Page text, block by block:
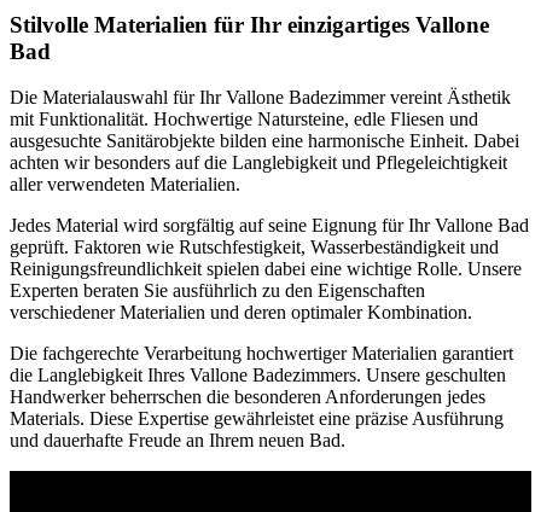
Stilvolle Materialien für Ihr einzigartiges Vallone
Bad
Die Materialauswahl für Ihr Vallone Badezimmer vereint Ästhetik
mit Funktionalität. Hochwertige Natursteine, edle Fliesen und
ausgesuchte Sanitärobjekte bilden eine harmonische Einheit. Dabei
achten wir besonders auf die Langlebigkeit und Pflegeleichtigkeit
aller verwendeten Materialien.
Jedes Material wird sorgfältig auf seine Eignung für Ihr Vallone Bad
geprüft. Faktoren wie Rutschfestigkeit, Wasserbeständigkeit und
Reinigungsfreundlichkeit spielen dabei eine wichtige Rolle. Unsere
Experten beraten Sie ausführlich zu den Eigenschaften
verschiedener Materialien und deren optimaler Kombination.
Die fachgerechte Verarbeitung hochwertiger Materialien garantiert
die Langlebigkeit Ihres Vallone Badezimmers. Unsere geschulten
Handwerker beherrschen die besonderen Anforderungen jedes
Materials. Diese Expertise gewährleistet eine präzise Ausführung
und dauerhafte Freude an Ihrem neuen Bad.